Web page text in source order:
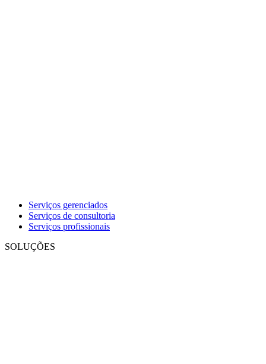
Serviços gerenciados
Serviços de consultoria
Serviços profissionais
SOLUÇÕES